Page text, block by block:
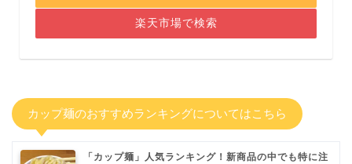
楽天市場で検索
カップ麺のおすすめランキングについてはこちら
「カップ麺」人気ランキング！新商品の中でも特に注